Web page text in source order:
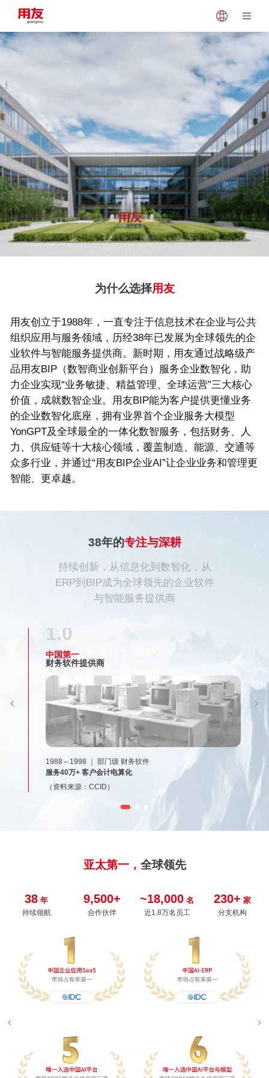
Japan
Singapore Malaysia
Indonesia Thailand
Europe Turkey
Hungary Mexico
Taiwan Global
为什么选择用友
用友创立于1988年，一直专注于信息技术在企业与公共
组织应用与服务领域，历经38年已发展为全球领先的企
业软件与智能服务提供商。新时期，用友通过战略级产
品用友BIP（数智商业创新平台）服务企业数智化，助
力企业实现“业务敏捷、精益管理、全球运营”三大核心
价值，成就数智企业。用友BIP能为客户提供更懂业务
的企业数智化底座，拥有业界首个企业服务大模型
YonGPT及全球最全的一体化数智服务，包括财务、人
力、供应链等十大核心领域，覆盖制造、能源、交通等
众多行业，并通过“用友BIP企业AI”让企业业务和管理更
智能、更卓越。
38年的专注与深耕
持续创新，从信息化到数智化，从
ERP到BIP成为全球领先的企业软件
与智能服务提供商
1.0
中国第一
财务软件提供商
1988～1998 ｜ 部门级 财务软件
服务40万+ 客户会计电算化
（资料来源：CCID）
亚太第一， 全球领先
38 年
持续领航
9,500+
合作伙伴
~18,000 名
近1.8万名员工
230+ 家
分支机构